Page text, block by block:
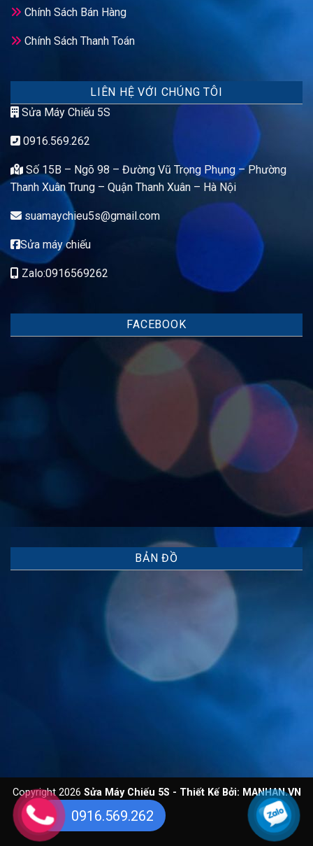
Chính Sách Bán Hàng
Chính Sách Thanh Toán
LIÊN HỆ VỚI CHÚNG TÔI
Sửa Máy Chiếu 5S
0916.569.262
Số 15B – Ngõ 98 – Đường Vũ Trọng Phụng – Phường
Thanh Xuân Trung – Quận Thanh Xuân – Hà Nội
suamaychieu5s@gmail.com
Sửa máy chiếu
Zalo:0916569262
FACEBOOK
BẢN ĐỒ
Copyright 2026 Sửa Máy Chiếu 5S - Thiết Kế Bởi: MANHAN.VN
0916.569.262